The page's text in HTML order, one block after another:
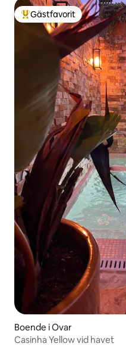
Populär gästfavorit
Gästfavorit
Boende i Ovar
Casinha Yellow vid havet